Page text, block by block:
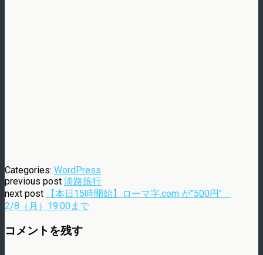
Categories: WordPress
previous post 淡路旅行
next post
【本日15時開始】ローマ字.com が"500円"
2/8（月）19:00まで
コメントを残す